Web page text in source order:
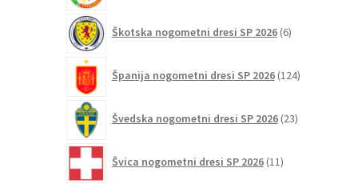
Škotska nogometni dresi SP 2026 6izdelkov
Španija nogometni dresi SP 2026 124izdelkov
Švedska nogometni dresi SP 2026 23izdelkov
Švica nogometni dresi SP 2026 11izdelkov